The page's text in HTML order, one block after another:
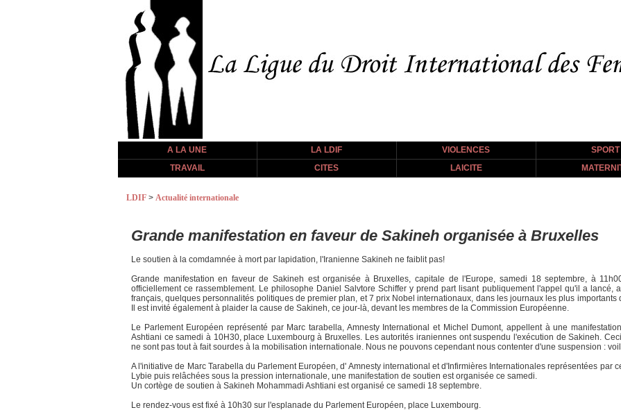
A LA UNE LA LDIF VIOLENCES SPORT
TRAVAIL
CITES LAICITE
LDIF > Actualité internationale
Grande manifestation en faveur de Sakineh organisée à Bruxelles
Le soutien à la comdamnée à mort par lapidation, l'Iranienne Sakineh ne faiblit pas!
Grande manifestation en faveur de Sakineh est organisée à Bruxelles, capitale de l'Europe, samedi 18 septembre, à
officiellement ce rassemblement. Le philosophe Daniel Salvtore Schiffer y prend part lisant publiquement l'appel qu'il a lancé,
français, quelques personnalités politiques de premier plan, et 7 prix Nobel internationaux, dans les journaux les plus
Il est invité également à plaider la cause de Sakineh, ce jour-là, devant les membres de la Commission Européenne.
Le Parlement Européen représenté par Marc tarabella, Amnesty International et Michel Dumont, appellent à une
Ashtiani ce samedi à 10H30, place Luxembourg à Bruxelles. Les autorités iraniennes ont suspendu l'exécution de Sakineh.
ne sont pas tout à fait sourdes à la mobilisation internationale. Nous ne pouvons cependant nous contenter d'une suspension :
A l'initiative de Marc Tarabella du Parlement Européen, d' Amnesty international et d'Infirmières Internationales représentées par
Lybie puis relâchées sous la pression internationale, une manifestation de soutien est organisée ce samedi.
Un cortège de soutien à Sakineh Mohammadi Ashtiani est organisé ce samedi 18 septembre.
Le rendez-vous est fixé à 10h30 sur l'esplanade du Parlement Européen, place Luxembourg.